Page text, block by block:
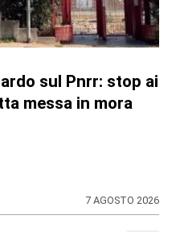
la volante e
arrestato
di crack